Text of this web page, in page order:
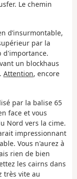
Le chemin
d’insurmontable,
par la
d'importance.
un blockhaus
Attention, encore
par la balise 65
face et vous
Nord vers la cime.
impressionnant
Vous n'aurez à
rien de bien
les cairns dans
très vite au